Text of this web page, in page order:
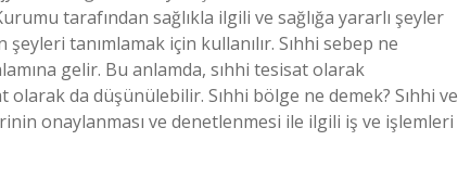
tarafından sağlıkla ilgili ve sağlığa yararlı şeyler
tanımlamak için kullanılır. Sıhhi sebep ne
gelir. Bu anlamda, sıhhi tesisat olarak
olarak da düşünülebilir. Sıhhi bölge ne demek? Sıhhi ve
onaylanması ve denetlenmesi ile ilgili iş ve işlemleri